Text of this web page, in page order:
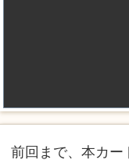
前回まで、本カー